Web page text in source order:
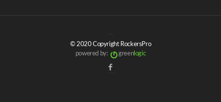
© 2020 Copyright RockersPro
powered by:
greenlogic